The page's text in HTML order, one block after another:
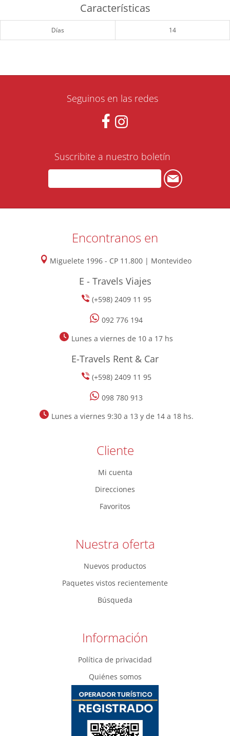
Características
Días 14
Seguinos en las redes
Suscribite a nuestro boletín
Encontranos en
Miguelete 1996 - CP 11.800 | Montevideo
E - Travels Viajes
(+598) 2409 11 95
092 776 194
Lunes a viernes de 10 a 17 hs
E-Travels Rent & Car
(+598) 2409 11 95
098 780 913
Lunes a viernes 9:30 a 13 y de 14 a 18 hs.
Cliente
Mi cuenta
Direcciones
Favoritos
Nuestra oferta
Nuevos productos
Paquetes vistos recientemente
Búsqueda
Información
Política de privacidad
Quiénes somos